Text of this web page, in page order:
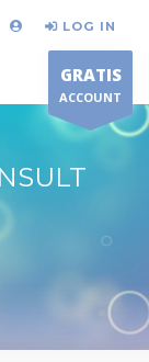
LOG IN
GRATIS
ACCOUNT